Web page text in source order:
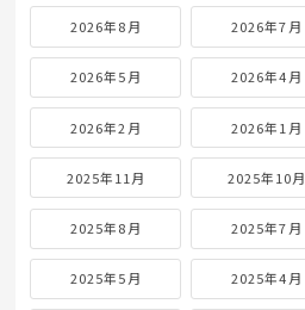
2026年8月 2026年7月
2026年5月 2026年4月
2026年2月 2026年1月
2025年11月 2025年10月
2025年8月 2025年7月
2025年5月 2025年4月